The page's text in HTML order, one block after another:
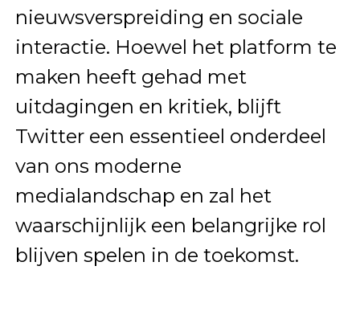
nieuwsverspreiding en sociale
interactie. Hoewel het platform te
maken heeft gehad met
uitdagingen en kritiek, blijft
Twitter een essentieel onderdeel
van ons moderne
medialandschap en zal het
waarschijnlijk een belangrijke rol
blijven spelen in de toekomst.